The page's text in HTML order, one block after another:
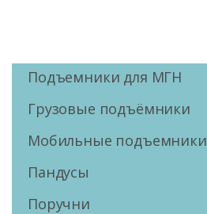
Подъемники для МГН
Грузовые подъёмники
Мобильные подъемники
Пандусы
Поручни